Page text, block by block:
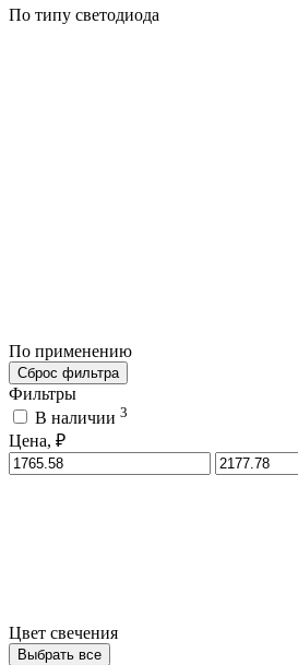
По типу светодиода
По применению
Сброс фильтра
Фильтры
В наличии 3
Цена, ₽
Цвет свечения
Выбрать все